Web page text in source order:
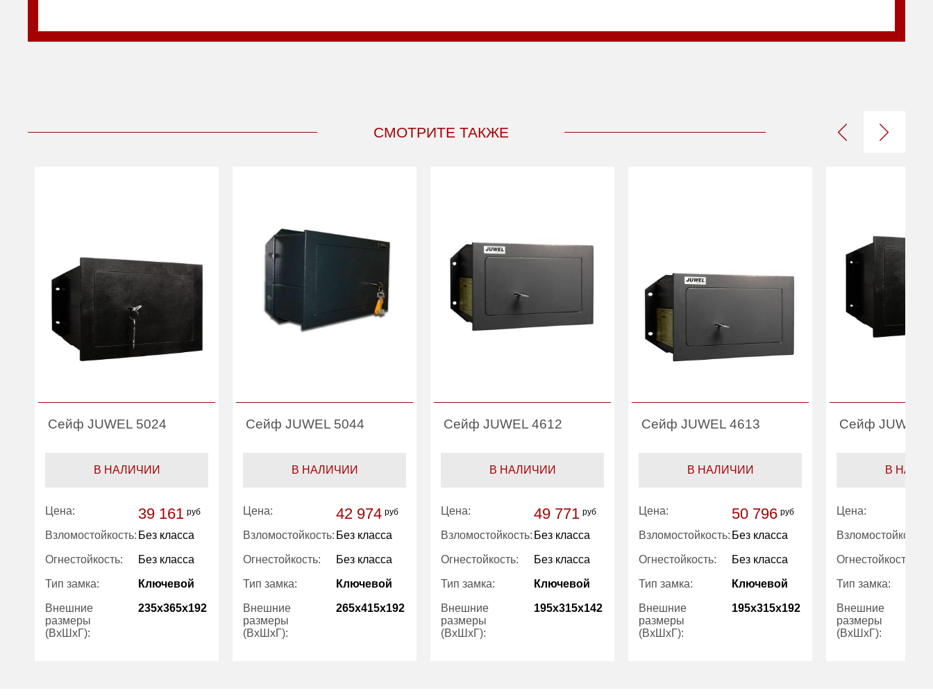
СМОТРИТЕ ТАКЖЕ
Сейф JUWEL 5024
В НАЛИЧИИ
Цена: 39 161 руб
Взломостойкость: Без класса
Огнестойкость: Без класса
Тип замка: Ключевой
Внешние
размеры
(ВхШхГ):
235x365x192
Сейф JUWEL 5044
В НАЛИЧИИ
Цена: 42 974 руб
Взломостойкость: Без класса
Огнестойкость: Без класса
Тип замка: Ключевой
Внешние
размеры
(ВхШхГ):
265x415x192
Сейф JUWEL 4612
В НАЛИЧИИ
Цена: 49 771 руб
Взломостойкость: Без класса
Огнестойкость: Без класса
Тип замка: Ключевой
Внешние
размеры
(ВхШхГ):
195x315x142
Сейф JUWEL 4613
В НАЛИЧИИ
Цена: 50 796 руб
Взломостойкость: Без класса
Огнестойкость: Без класса
Тип замка: Ключевой
Внешние
размеры
(ВхШхГ):
195x315x192
Сейф JUWEL
В
Цена:
Взломостойкость:
Огнестойкость:
Тип замка:
Внешние
размеры
(ВхШхГ):